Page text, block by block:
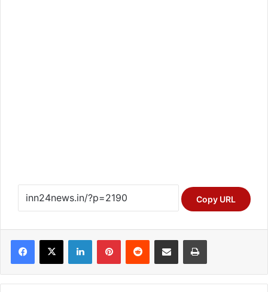
Copy URL
Facebook
X LinkedInPinterestReddit Share via Email Print